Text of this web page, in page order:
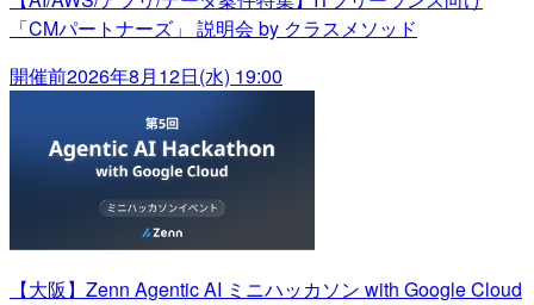
「CMパートナーズ」 説明会 by クラスメソッド
開催前2026年8月12日(水) 19:00
【大阪】Zenn Agentic AI ミニハッカソン with Google Cloud